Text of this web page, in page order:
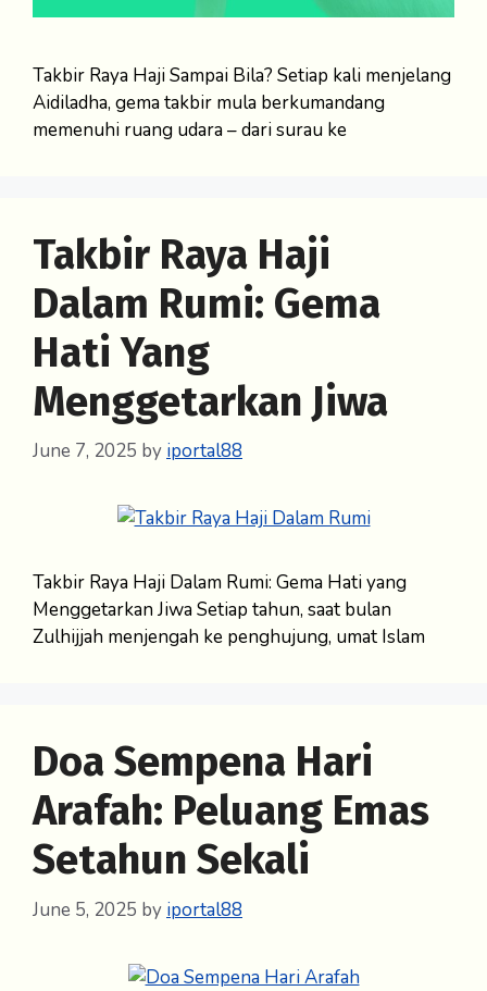
Takbir Raya Haji Sampai Bila? Setiap kali menjelang
Aidiladha, gema takbir mula berkumandang
memenuhi ruang udara – dari surau ke
Takbir Raya Haji
Dalam Rumi: Gema
Hati Yang
Menggetarkan Jiwa
June 7, 2025 by iportal88
Takbir Raya Haji Dalam Rumi: Gema Hati yang
Menggetarkan Jiwa Setiap tahun, saat bulan
Zulhijjah menjengah ke penghujung, umat Islam
Doa Sempena Hari
Arafah: Peluang Emas
Setahun Sekali
June 5, 2025 by iportal88